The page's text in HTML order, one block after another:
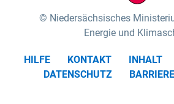
Niedersächsisches
Energie und
HILFE KONTAKT INHALT
DATENSCHUTZ